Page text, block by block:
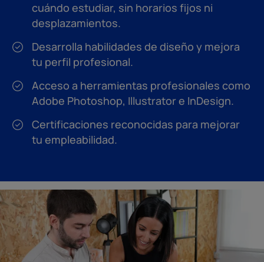
cuándo estudiar, sin horarios fijos ni
desplazamientos.
Desarrolla habilidades de diseño y mejora
tu perfil profesional.
Acceso a herramientas profesionales como
Adobe Photoshop, Illustrator e InDesign.
Certificaciones reconocidas para mejorar
tu empleabilidad.